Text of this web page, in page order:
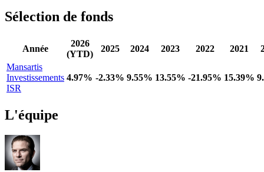
Sélection de fonds
Année
2026
(YTD)
2025 2024 2023 2022 2021
Mansartis
Investissements
ISR
4.97% -2.33% 9.55% 13.55% -21.95% 15.39%
L'équipe